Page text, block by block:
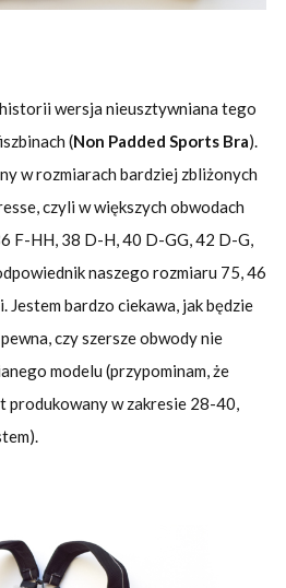
wersja nieusztywniana tego
(Non Padded Sports Bra).
w rozmiarach bardziej zbliżonych
czyli w większych obwodach
F-HH, 38 D-H, 40 D-GG, 42 D-G,
naszego rozmiaru 75, 46
Jestem bardzo ciekawa, jak będzie
czy szersze obwody nie
modelu (przypominam, że
produkowany w zakresie 28-40,